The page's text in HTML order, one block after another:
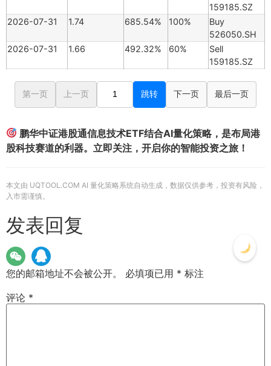
159185.SZ
2026-07-31
1.74 685.54% 100%
Buy
526050.SH
2026-07-31
1.66 492.32% 60%
Sell
159185.SZ
第一页 上一页 跳转 下一页 最后一页
鹏华中证港股通信息技术ETF结合AI量化策略，是布局港
股科技赛道的利器。立即关注，开启你的智能投资之旅！
本文由 UQTOOL.COM AI 量化策略系统自动生成，数据仅供参考，投资有风险，
入市需谨慎。
发表回复
您的邮箱地址不会被公开。 必填项已用 * 标注
评论 *